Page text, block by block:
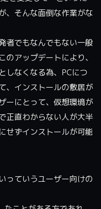
、そんな面倒な作業がな
者でもなんでもない一般
アップデートにより、
しなくなる為、PCにつ
、インストールの敷居が
ーにとって、仮想環境が
正直わからない人が大半
せずインストールが可能
っていうユーザー向けの